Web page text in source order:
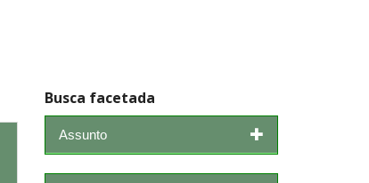
Busca facetada
Assunto